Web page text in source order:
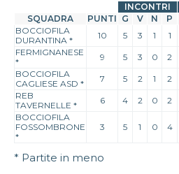
INCONTRI
SQUADRA
PUNTI G V N P
BOCCIOFILA
DURANTINA * 10 5 3 1 1
FERMIGNANESE
*
9 5 3 0 2
BOCCIOFILA
CAGLIESE ASD * 7 5 2 1 2
REB
TAVERNELLE * 6 4 2 0 2
BOCCIOFILA
FOSSOMBRONE
*
3 5 1 0 4
* Partite in meno